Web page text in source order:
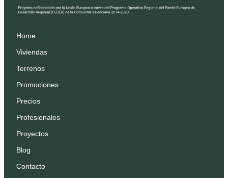
Home
Viviendas
Terrenos
Promociones
Precios
Profesionales
Proyectos
Blog
Contacto